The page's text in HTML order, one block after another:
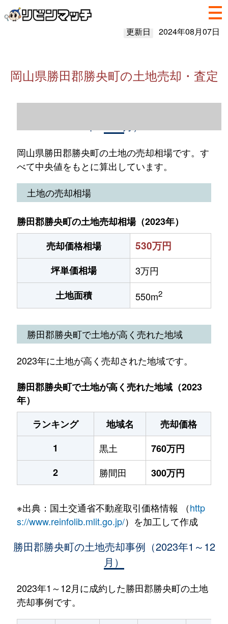
更新日 2024年08月07日
岡山県勝田郡勝央町の土地売却・査定
岡山県勝田郡勝央町の土地の売却相場です。す
べて中央値をもとに算出しています。
土地の売却相場
勝田郡勝央町の土地売却相場（2023年）
売却価格相場
530万円
坪単価相場
3万円
土地面積
550m2
勝田郡勝央町で土地が高く売れた地域
2023年に土地が高く売却された地域です。
勝田郡勝央町で土地が高く売れた地域（2023
年）
ランキング
地域名
売却価格
1
黒土
760万円
2
勝間田 300万円
※出典：国土交通省不動産取引価格情報 （http
s://www.reinfolib.mlit.go.jp/）を加工して作成
勝田郡勝央町の土地売却事例（2023年1～12
月）
2023年1～12月に成約した勝田郡勝央町の土地
売却事例です。